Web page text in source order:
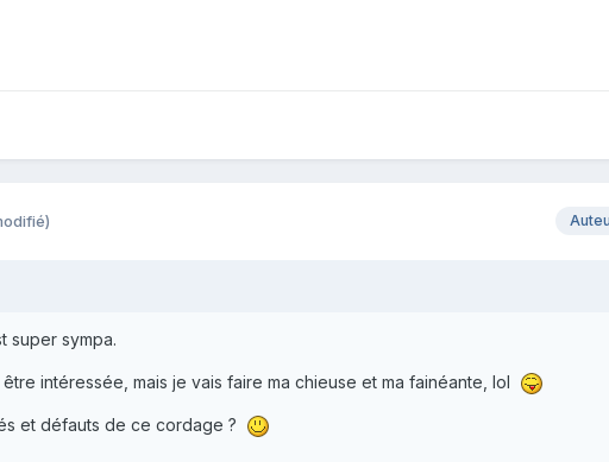
super sympa.
intéressée, mais je vais faire ma chieuse et ma fainéante, lol
et défauts de ce cordage ?